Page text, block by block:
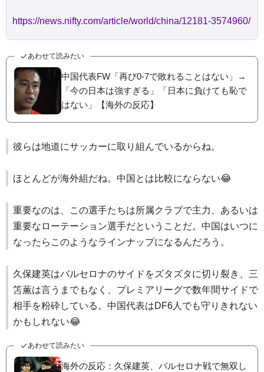
https://news.nifty.com/article/world/china/12181-3574960/
あわせて読みたい
中国代表FW「再び0-7で敗れることはない」→
「今の日本は強すぎる」「日本に負けても恥で
はない」【海外の反応】
彼らは地道にサッカーに取り組んでいるからね。
ほとんどが海外組だね。中国とは比較にならない😂
重要なのは、この選手たちは所属クラブで主力、あるいは
重要なローテーション選手だということだ。中国はいつに
なったらこのようなラインナップになるんだろう。
久保建英はバルセロナのサイドをズタズタに切り裂き、三
笘薫は言うまでもなく、プレミアリーグで数年間サイドで
相手を粉砕している。中国代表はDF6人でも守りきれない
かもしれない😂
あわせて読みたい
海外の反応：久保建英、バルセロナ戦で無双し